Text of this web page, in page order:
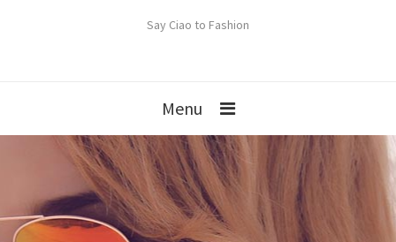
Say Ciao to Fashion
Menu